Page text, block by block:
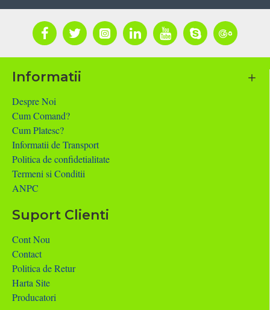
Informatii
Despre Noi
Cum Comand?
Cum Platesc?
Informatii de Transport
Politica de confidetialitate
Termeni si Conditii
ANPC
Suport Clienti
Cont Nou
Contact
Politica de Retur
Harta Site
Producatori